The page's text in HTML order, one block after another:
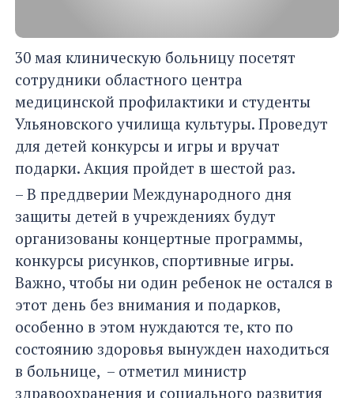
30 мая клиническую больницу посетят
сотрудники областного центра
медицинской профилактики и студенты
Ульяновского училища культуры. Проведут
для детей конкурсы и игры и вручат
подарки. Акция пройдет в шестой раз.
– В преддверии Международного дня
защиты детей в учреждениях будут
организованы концертные программы,
конкурсы рисунков, спортивные игры.
Важно, чтобы ни один ребенок не остался в
этот день без внимания и подарков,
особенно в этом нуждаются те, кто по
состоянию здоровья вынужден находиться
в больнице, – отметил министр
здравоохранения и социального развития